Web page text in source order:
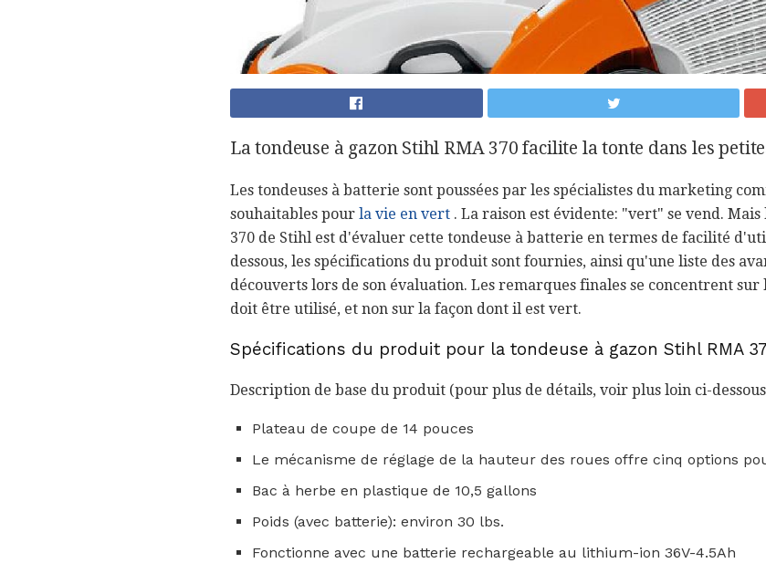
La tondeuse à gazon Stihl RMA 370 facilite la tonte dans les
Les tondeuses à batterie sont poussées par les spécialistes du marketing
souhaitables pour la vie en vert . La raison est évidente: "vert" se vend.
370 de Stihl est d'évaluer cette tondeuse à batterie en termes de facilité
dessous, les spécifications du produit sont fournies, ainsi qu'une liste des
découverts lors de son évaluation. Les remarques finales se concentrent
doit être utilisé, et non sur la façon dont il est vert.
Spécifications du produit pour la tondeuse à gazon Stihl RMA
Description de base du produit (pour plus de détails, voir plus loin ci-
Plateau de coupe de 14 pouces
Le mécanisme de réglage de la hauteur des roues offre cinq options
Bac à herbe en plastique de 10,5 gallons
Poids (avec batterie): environ 30 lbs.
Fonctionne avec une batterie rechargeable au lithium-ion 36V-4.5Ah